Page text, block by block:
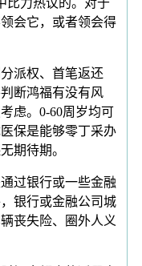
会它，或者领会得
派权、首笔返还
断鸿福有没有风
虑。0-60周岁均可
保是能够零丁采办
期待期。
过银行或一些金融
银行或金融公司城
丧失险、圈外人义